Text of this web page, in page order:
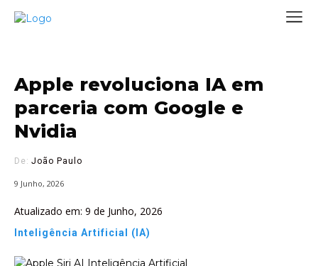
Apple revoluciona IA em
parceria com Google e
Nvidia
De: João Paulo
9 Junho, 2026
Atualizado em: 9 de Junho, 2026
Inteligência Artificial (IA)